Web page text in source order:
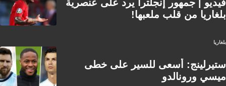
فيديو | جمهور إنجلترا يرد على عنصرية
بلغاريا من قلب ملعبها!
بلغاريا
ستيرلينج: أسعى للسير على خطى
ميسي ورونالدو